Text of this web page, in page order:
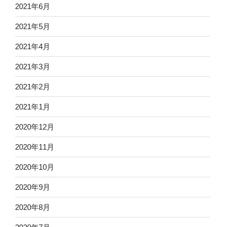
2021年6月
2021年5月
2021年4月
2021年3月
2021年2月
2021年1月
2020年12月
2020年11月
2020年10月
2020年9月
2020年8月